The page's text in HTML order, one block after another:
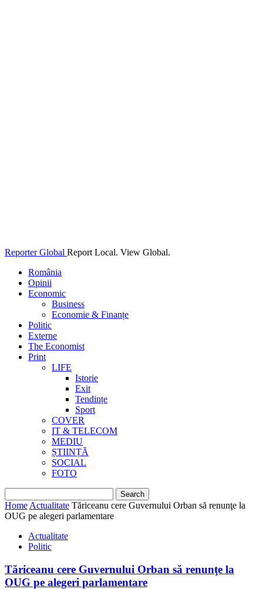
Reporter Global Report Local. View Global.
România
Opinii
Economic
Business
Economie & Finanțe
Politic
Externe
The Economist
Print
LIFE
Istorie
Exit
Tendințe
Sport
COVER
IT & TELECOM
MEDIU
ȘTIINȚĂ
SOCIAL
FOTO
Home Actualitate Tăriceanu cere Guvernului Orban să renunţe la
OUG pe alegeri parlamentare
Actualitate
Politic
Tăriceanu cere Guvernului Orban să renunţe la
OUG pe alegeri parlamentare